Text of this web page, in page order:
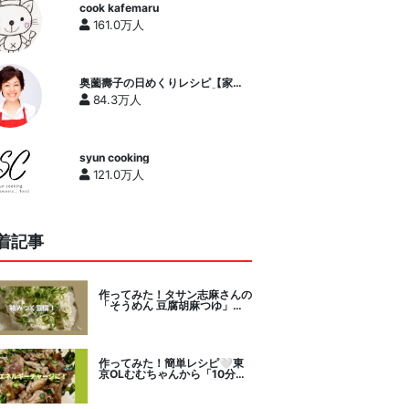
cook kafemaru
161.0万人
奥薗壽子の日めくりレシピ【家庭
料理研究家公式チャンネル】
84.3万人
syun cooking
121.0万人
記事
作ってみた！タサン志麻さんの
「そうめん 豆腐胡麻つゆ」を
作ってみた！簡単レシピ🤍東
京OLむむちゃんから「10分で